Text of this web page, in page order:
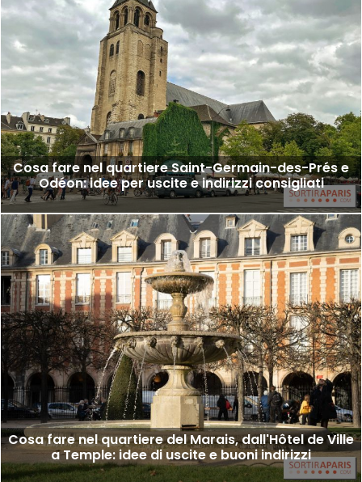
Cosa fare nel quartiere Saint-Germain-des-Prés e
Odéon: idee per uscite e indirizzi consigliati
Cosa fare nel quartiere del Marais, dall'Hôtel de Ville
a Temple: idee di uscite e buoni indirizzi